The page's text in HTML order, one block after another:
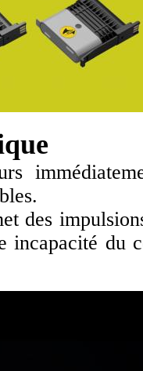
des
incapacité du